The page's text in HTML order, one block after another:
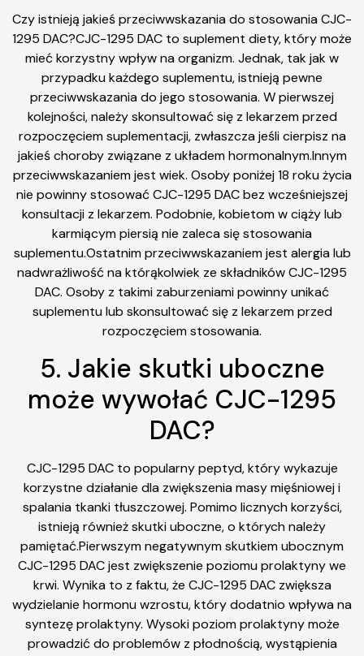
Czy istnieją jakieś przeciwwskazania do stosowania CJC-
1295 DAC?CJC-1295 DAC to suplement diety, który może
mieć korzystny wpływ na organizm. Jednak, tak jak w
przypadku każdego suplementu, istnieją pewne
przeciwwskazania do jego stosowania. W pierwszej
kolejności, należy skonsultować się z lekarzem przed
rozpoczęciem suplementacji, zwłaszcza jeśli cierpisz na
jakieś choroby związane z układem hormonalnym.Innym
przeciwwskazaniem jest wiek. Osoby poniżej 18 roku życia
nie powinny stosować CJC-1295 DAC bez wcześniejszej
konsultacji z lekarzem. Podobnie, kobietom w ciąży lub
karmiącym piersią nie zaleca się stosowania
suplementu.Ostatnim przeciwwskazaniem jest alergia lub
nadwrażliwość na którąkolwiek ze składników CJC-1295
DAC. Osoby z takimi zaburzeniami powinny unikać
suplementu lub skonsultować się z lekarzem przed
rozpoczęciem stosowania.
5. Jakie skutki uboczne
może wywołać CJC-1295
DAC?
CJC-1295 DAC to popularny peptyd, który wykazuje
korzystne działanie dla zwiększenia masy mięśniowej i
spalania tkanki tłuszczowej. Pomimo licznych korzyści,
istnieją również skutki uboczne, o których należy
pamiętać.Pierwszym negatywnym skutkiem ubocznym
CJC-1295 DAC jest zwiększenie poziomu prolaktyny we
krwi. Wynika to z faktu, że CJC-1295 DAC zwiększa
wydzielanie hormonu wzrostu, który dodatnio wpływa na
syntezę prolaktyny. Wysoki poziom prolaktyny może
prowadzić do problemów z płodnością, wystąpienia